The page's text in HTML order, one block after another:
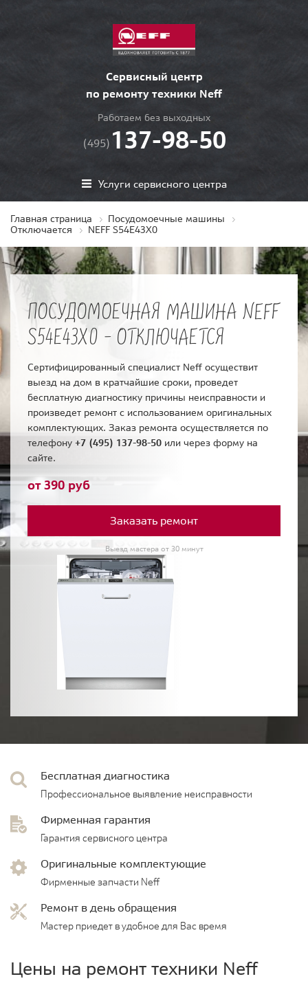
Сервисный центр
по ремонту техники Neff
Работаем без выходных
(495) 137-98-50
Услуги сервисного центра
Главная страница
Посудомоечные машины
Отключается
NEFF S54E43X0
ПОСУДОМОЕЧНАЯ МАШИНА NEFF
S54E43X0 - ОТКЛЮЧАЕТСЯ
Сертифицированный специалист Neff осуществит
выезд на дом в кратчайшие сроки, проведет
бесплатную диагностику причины неисправности и
произведет ремонт с использованием оригинальных
комплектующих. Заказ ремонта осуществляется по
телефону +7 (495) 137-98-50 или через форму на
сайте.
от 390 руб
Заказать ремонт
Выезд мастера от 30 минут
Бесплатная диагностика
Профессиональное выявление неисправности
Фирменная гарантия
Гарантия сервисного центра
Оригинальные комплектующие
Фирменные запчасти Neff
Ремонт в день обращения
Мастер приедет в удобное для Вас время
Цены на ремонт техники Neff